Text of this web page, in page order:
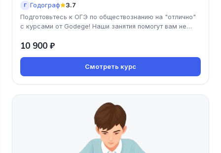
Г Годограф 3.7
Подготовьтесь к ОГЭ по обществознанию на "отлично"
с курсами от Godege! Наши занятия помогут вам не
10 900 ₽
Смотреть курс